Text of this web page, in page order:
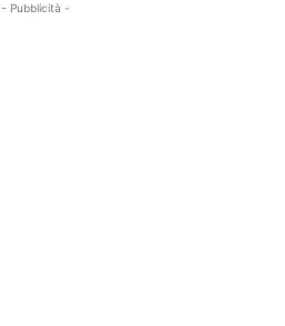
- Pubblicità -